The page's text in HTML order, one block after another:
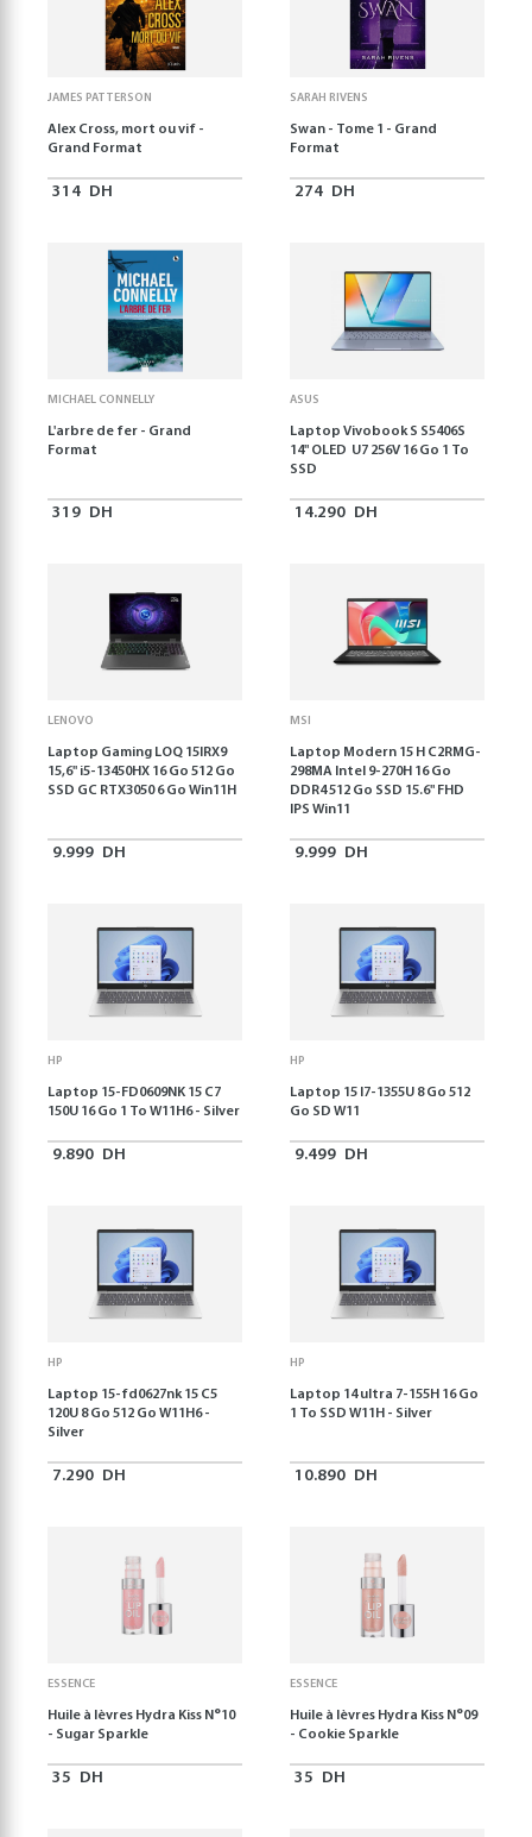
JAMES PATTERSON
Alex Cross, mort ou vif -
Grand Format
314 DH
SARAH RIVENS
Swan - Tome 1 - Grand
Format
274 DH
MICHAEL CONNELLY
L'arbre de fer - Grand
Format
319 DH
ASUS
Laptop Vivobook S S5406S
14" OLED U7 256V 16 Go 1 To
SSD
14.290 DH
LENOVO
Laptop Gaming LOQ 15IRX9
15,6'' i5-13450HX 16 Go 512 Go
SSD GC RTX3050 6 Go Win11H
9.999 DH
MSI
Laptop Modern 15 H C2RMG-
298MA Intel 9-270H 16 Go
DDR4 512 Go SSD 15.6" FHD
IPS Win11
9.999 DH
HP
Laptop 15-FD0609NK 15 C7
150U 16 Go 1 To W11H6 - Silver
9.890 DH
HP
Laptop 15 I7-1355U 8 Go 512
Go SD W11
9.499 DH
HP
Laptop 15-fd0627nk 15 C5
120U 8 Go 512 Go W11H6 -
Silver
7.290 DH
HP
Laptop 14 ultra 7-155H 16 Go
1 To SSD W11H - Silver
10.890 DH
ESSENCE
Huile à lèvres Hydra Kiss N°10
- Sugar Sparkle
35 DH
ESSENCE
Huile à lèvres Hydra Kiss N°09
- Cookie Sparkle
35 DH